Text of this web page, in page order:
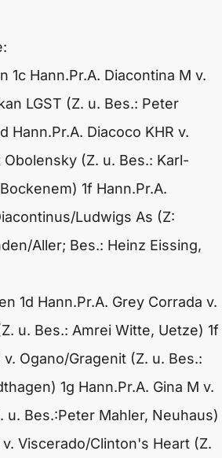
1c Hann.Pr.A. Diacontina M v.
LGST (Z. u. Bes.: Peter
Hann.Pr.A. Diacoco KHR v.
Obolensky (Z. u. Bes.: Karl-
1f Hann.Pr.A.
/Ludwigs As (Z:
Aller; Bes.: Heinz Eissing,
1d Hann.Pr.A. Grey Corrada v.
u. Bes.: Amrei Witte, Uetze) 1f
v. Ogano/Gragenit (Z. u. Bes.:
1g Hann.Pr.A. Gina M v.
u. Bes.:Peter Mahler, Neuhaus)
Viscerado/Clinton's Heart (Z.